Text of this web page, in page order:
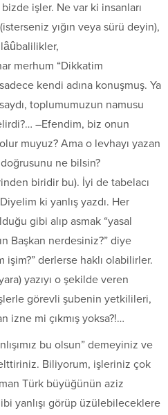
işler. Ne var ki insanları
yığın veya sürü deyin),
merhum “Dikkatim
kendi adına konuşmuş. Ya
toplumumuzun namusu
–Efendim, biz onun
muyuz? Ama o levhayı yazan
ne bilsin?
biridir bu). İyi de tabelacı
ki yanlış yazdı. Her
gibi alıp asmak “yasal
Başkan nerdesiniz?” diye
işim?” derlerse haklı olabilirler.
yazıyı o şekilde veren
görevli şubenin yetkilileri,
izne mi çıkmış yoksa?!…
bu olsun” demeyiniz ve
Biliyorum, işleriniz çok
Türk büyüğünün aziz
yanlışı görüp üzülebileceklere